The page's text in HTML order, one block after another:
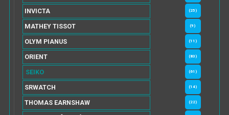
INVICTA (25)
MATHEY TISSOT (9)
OLYM PIANUS (11)
ORIENT (83)
SEIKO (61)
SRWATCH (14)
THOMAS EARNSHAW (22)